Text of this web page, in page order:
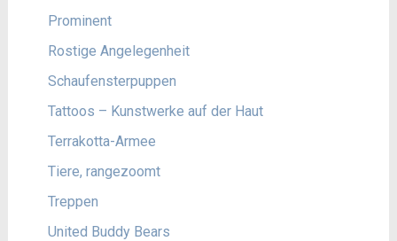
Prominent
Rostige Angelegenheit
Schaufensterpuppen
Tattoos – Kunstwerke auf der Haut
Terrakotta-Armee
Tiere, rangezoomt
Treppen
United Buddy Bears